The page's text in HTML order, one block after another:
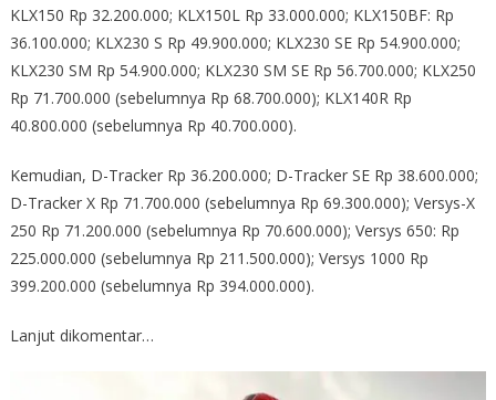
KLX150 Rp 32.200.000; KLX150L Rp 33.000.000; KLX150BF: Rp
36.100.000; KLX230 S Rp 49.900.000; KLX230 SE Rp 54.900.000;
KLX230 SM Rp 54.900.000; KLX230 SM SE Rp 56.700.000; KLX250
Rp 71.700.000 (sebelumnya Rp 68.700.000); KLX140R Rp
40.800.000 (sebelumnya Rp 40.700.000).
Kemudian, D-Tracker Rp 36.200.000; D-Tracker SE Rp 38.600.000;
D-Tracker X Rp 71.700.000 (sebelumnya Rp 69.300.000); Versys-X
250 Rp 71.200.000 (sebelumnya Rp 70.600.000); Versys 650: Rp
225.000.000 (sebelumnya Rp 211.500.000); Versys 1000 Rp
399.200.000 (sebelumnya Rp 394.000.000).
Lanjut dikomentar…